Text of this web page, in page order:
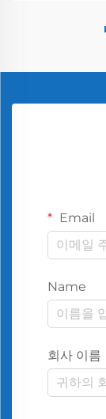
Email
Name
회사 이름